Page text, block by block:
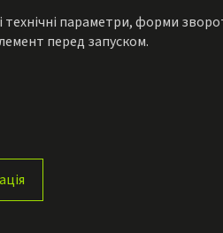
параметри, форми
перед запуском.